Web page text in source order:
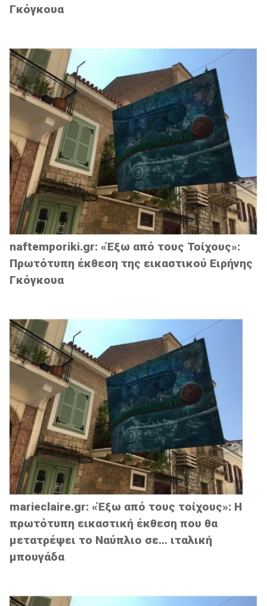
Γκόγκουα
naftemporiki.gr: «Έξω από τους Τοίχους»:
Πρωτότυπη έκθεση της εικαστικού Ειρήνης
Γκόγκουα
marieclaire.gr: «Έξω από τους τοίχους»: Η
πρωτότυπη εικαστική έκθεση που θα
μετατρέψει το Ναύπλιο σε… ιταλική
μπουγάδα